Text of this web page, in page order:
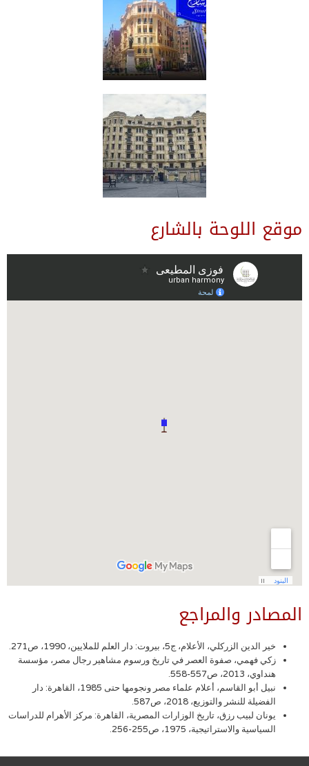
موقع اللوحة بالشارع
المصادر والمراجع
خير الدين الزركلي، الأعلام، ج5، بيروت: دار العلم للملايين، 1990، ص271.
زكي فهمي، صفوة العصر في تاريخ ورسوم مشاهير رجال مصر، مؤسسة
هنداوي، 2013، ص557-558.
نبيل أبو القاسم، أعلام علماء مصر ونجومها حتى 1985، القاهرة: دار
الفضيلة للنشر والتوزيع، 2018، ص587.
يونان لبيب رزق، تاريخ الوزارات المصرية، القاهرة: مركز الأهرام للدراسات
السياسية والاستراتيجية، 1975، ص255-256.